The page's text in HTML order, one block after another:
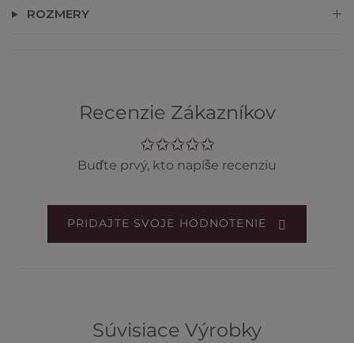
ROZMERY
Recenzie Zákazníkov
Buďte prvý, kto napíše recenziu
PRIDAJTE SVOJE HODNOTENIE
Súvisiace Výrobky